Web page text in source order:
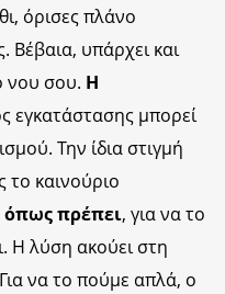
όρισες πλάνο
Βέβαια, υπάρχει και
νου σου. Η
εγκατάστασης μπορεί
Την ίδια στιγμή
το καινούριο
όπως πρέπει, για να το
Η λύση ακούει στη
να το πούμε απλά, ο